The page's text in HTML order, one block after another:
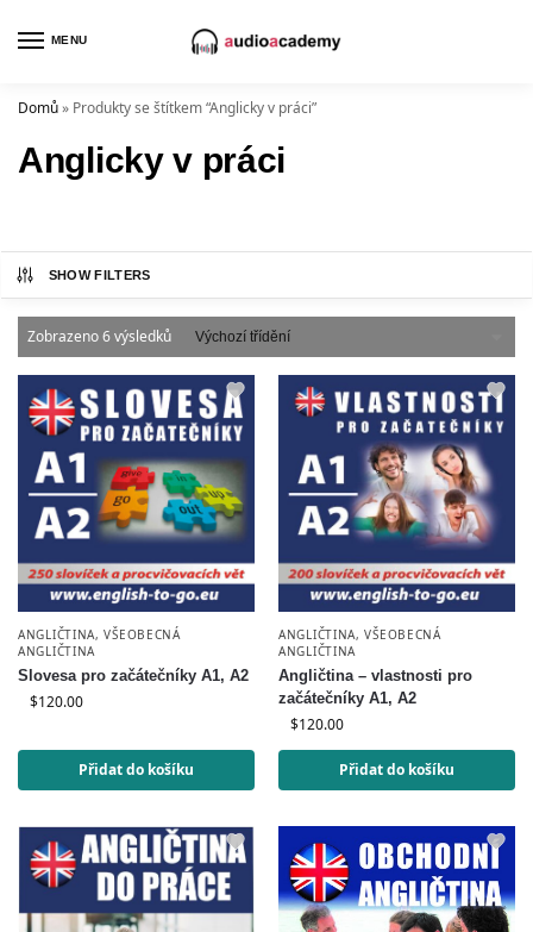
MENU
Domů» Produkty se štítkem “Anglicky v práci”
Anglicky v práci
SHOW FILTERS
Zobrazeno 6 výsledků
ANGLIČTINA,VŠEOBECNÁ
ANGLIČTINA
Slovesa pro začátečníky A1, A2
$120.00
Přidat do košíku
ANGLIČTINA,VŠEOBECNÁ
ANGLIČTINA
Angličtina – vlastnosti pro
začátečníky A1, A2
$120.00
Přidat do košíku